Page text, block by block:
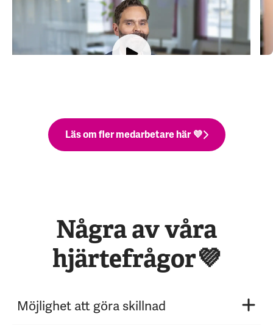
Magnus hittade hem
Advania vågar satsa på mig!
Läs om fler medarbetare här 💜
Några av våra
hjärtefrågor💜
Möjlighet att göra skillnad